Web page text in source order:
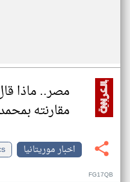
مصر.. ماذا
مقارنته
اخبار موريتانيا
FG17QB